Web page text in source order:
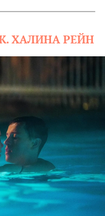
ХАЛИНА РЕЙН